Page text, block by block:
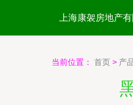
上海康袈房地产有
当前位置： 首页 > 产